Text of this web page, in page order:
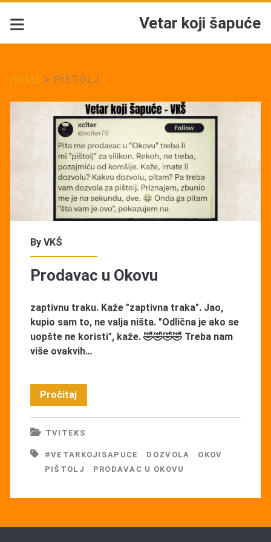
Vetar koji šapuće
> PIŠTOLJ
Tag:
<span>Pištolj</span>
By VKŠ
Prodavac u Okovu
zaptivnu traku. Kaže "zaptivna traka". Jao,
kupio sam to, ne valja ništa. "Odlična je ako se
uopšte ne koristi", kaže. 🤣🤣🤣🤣 Treba nam
više ovakvih…
PročitajProdavac
u
Okovu
TVITEKS
#VETARKOJISAPUCE DOZVOLA
OKOV
PIŠTOLJ
PRODAVAC U OKOVU